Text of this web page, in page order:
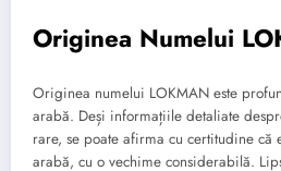
Originea Numelui
Originea numelui LOKMAN este
arabă. Deși informațiile detaliate
rare, se poate afirma cu certitudine că
arabă, cu o vechime considerabilă.